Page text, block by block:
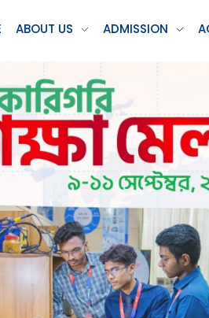
ABOUT US ADMISSION